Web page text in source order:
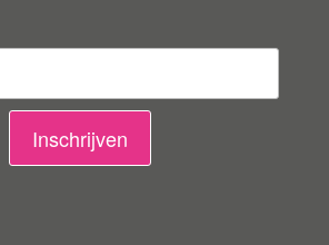
i
g
Inschrijven